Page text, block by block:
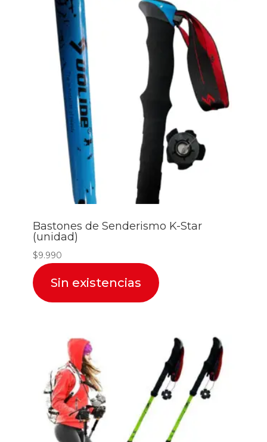
Bastones de Senderismo K-Star
(unidad)
$9.990
Sin existencias